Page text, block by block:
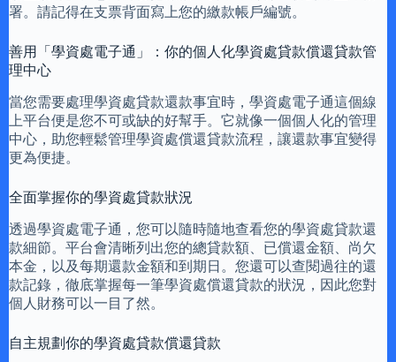
署。請記得在支票背面寫上您的繳款帳戶編號。
善用「學資處電子通」：你的個人化學資處貸款償還貸款管
理中心
當您需要處理學資處貸款還款事宜時，學資處電子通這個線
上平台便是您不可或缺的好幫手。它就像一個個人化的管理
中心，助您輕鬆管理學資處償還貸款流程，讓還款事宜變得
更為便捷。
全面掌握你的學資處貸款狀況
透過學資處電子通，您可以隨時隨地查看您的學資處貸款還
款細節。平台會清晰列出您的總貸款額、已償還金額、尚欠
本金，以及每期還款金額和到期日。您還可以查閱過往的還
款記錄，徹底掌握每一筆學資處償還貸款的狀況，因此您對
個人財務可以一目了然。
自主規劃你的學資處貸款償還貸款